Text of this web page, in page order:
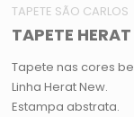
TAPETE SÃO CARLOS
TAPETE
Tapete nas cores
Linha Herat New.
Estampa abstrata.